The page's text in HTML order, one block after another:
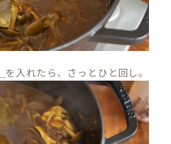
を入れたら、さっとひと回し。